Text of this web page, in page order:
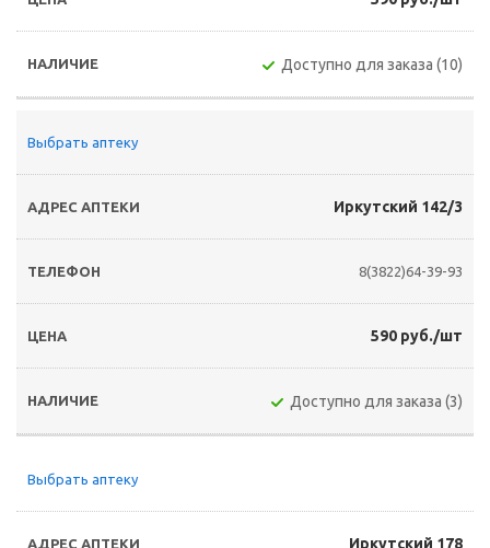
Доступно для заказа (10)
Выбрать аптеку
Иркутский 142/3
8(3822)64-39-93
590 руб./шт
Доступно для заказа (3)
Выбрать аптеку
Иркутский 178